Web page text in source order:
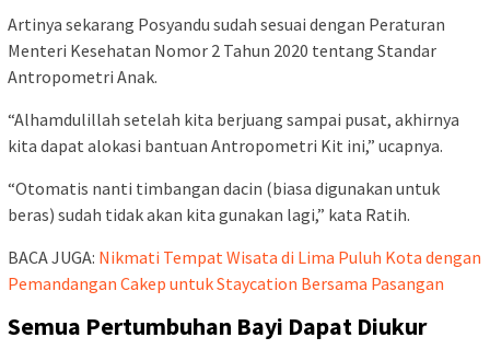
Artinya sekarang Posyandu sudah sesuai dengan Peraturan
Menteri Kesehatan Nomor 2 Tahun 2020 tentang Standar
Antropometri Anak.
“Alhamdulillah setelah kita berjuang sampai pusat, akhirnya
kita dapat alokasi bantuan Antropometri Kit ini,” ucapnya.
“Otomatis nanti timbangan dacin (biasa digunakan untuk
beras) sudah tidak akan kita gunakan lagi,” kata Ratih.
BACA JUGA: Nikmati Tempat Wisata di Lima Puluh Kota dengan
Pemandangan Cakep untuk Staycation Bersama Pasangan
Semua Pertumbuhan Bayi Dapat Diukur